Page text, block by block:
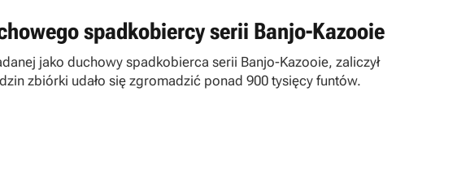
spadkobiercy serii Banjo-Kazooie
jako duchowy spadkobierca serii Banjo-Kazooie, zaliczył
zbiórki udało się zgromadzić ponad 900 tysięcy funtów.